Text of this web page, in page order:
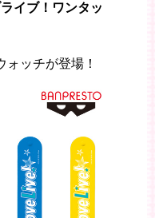
イブ！ワンタッ
ォッチが登場！